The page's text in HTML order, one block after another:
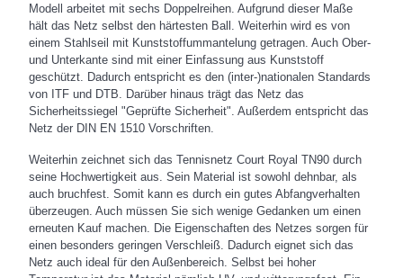
Modell arbeitet mit sechs Doppelreihen. Aufgrund dieser Maße
hält das Netz selbst den härtesten Ball. Weiterhin wird es von
einem Stahlseil mit Kunststoffummantelung getragen. Auch Ober-
und Unterkante sind mit einer Einfassung aus Kunststoff
geschützt. Dadurch entspricht es den (inter-)nationalen Standards
von ITF und DTB. Darüber hinaus trägt das Netz das
Sicherheitssiegel "Geprüfte Sicherheit". Außerdem entspricht das
Netz der DIN EN 1510 Vorschriften.
Weiterhin zeichnet sich das Tennisnetz Court Royal TN90 durch
seine Hochwertigkeit aus. Sein Material ist sowohl dehnbar, als
auch bruchfest. Somit kann es durch ein gutes Abfangverhalten
überzeugen. Auch müssen Sie sich wenige Gedanken um einen
erneuten Kauf machen. Die Eigenschaften des Netzes sorgen für
einen besonders geringen Verschleiß. Dadurch eignet sich das
Netz auch ideal für den Außenbereich. Selbst bei hoher